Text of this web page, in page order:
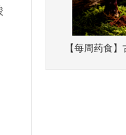
【每周药食